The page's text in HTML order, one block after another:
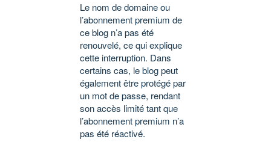
Le nom de domaine ou
l’abonnement premium de
ce blog n’a pas été
renouvelé, ce qui explique
cette interruption. Dans
certains cas, le blog peut
également être protégé par
un mot de passe, rendant
son accès limité tant que
l’abonnement premium n’a
pas été réactivé.